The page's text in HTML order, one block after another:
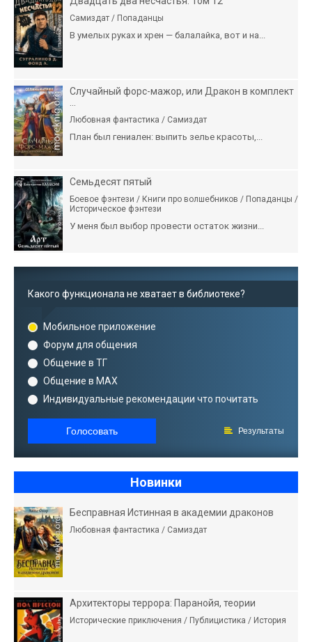
Самиздат / Попаданцы
В умелых руках и хрен — балалайка, вот и на...
Случайный форс-мажор, или Дракон в комплект
Любовная фантастика / Самиздат
План был гениален: выпить зелье красоты,...
Семьдесят пятый
Боевое фэнтези / Книги про волшебников / Попаданцы /
Историческое фэнтези
У меня был выбор провести остаток жизни...
Какого функционала не хватает в библиотеке?
Мобильное приложение
Форум для общения
Общение в ТГ
Общение в MAX
Индивидуальные рекомендации что почитать
Голосовать Результаты
Новинки
Бесправная Истинная в академии драконов
Любовная фантастика / Самиздат
Архитекторы террора: Паранойя, теории
Исторические приключения / Публицистика / История